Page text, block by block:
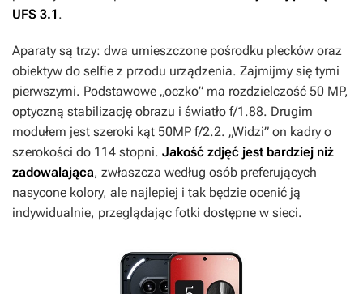
UFS 3.1 .
Aparaty są trzy: dwa umieszczone pośrodku plecków oraz
obiektyw do selfie z przodu urządzenia. Zajmijmy się tymi
pierwszymi. Podstawowe „oczko” ma rozdzielczość 50 MP,
optyczną stabilizację obrazu i światło f/1.88. Drugim
modułem jest szeroki kąt 50MP f/2.2. „Widzi” on kadry o
szerokości do 114 stopni. Jakość zdjęć jest bardziej niż
zadowalająca, zwłaszcza według osób preferujących
nasycone kolory, ale najlepiej i tak będzie ocenić ją
indywidualnie, przeglądając fotki dostępne w sieci.